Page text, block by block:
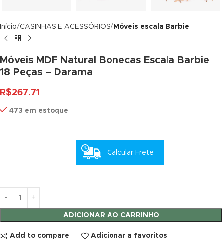
panel
panel
panel
panel
satın al
panel
panel
Início CASINHAS E ACESSÓRIOS Móveis escala Barbie
Móveis MDF Natural Bonecas Escala Barbie
18 Peças – Darama
R$267.71
473 em estoque
Calcular Frete
ADICIONAR AO CARRINHO
Add to compare Adicionar a favoritos